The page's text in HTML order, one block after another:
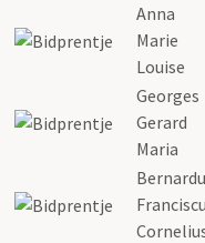
Anna
Marie
Louise
Georges
Gerard
Maria